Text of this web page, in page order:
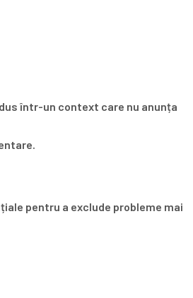
într-un context care nu anunța
pentru a exclude probleme mai